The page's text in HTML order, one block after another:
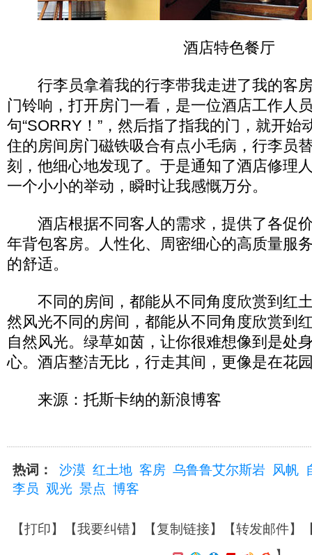
酒店特色餐厅
行李员拿着我的行李带我走进了我的客
门铃响，打开房门一看，是一位酒店工作人
句“SORRY！”，然后指了指我的门，就开始
住的房间房门磁铁吸合有点小毛病，行李员
刻，他细心地发现了。于是通知了酒店修理
一个小小的举动，瞬时让我感慨万分。
酒店根据不同客人的需求，提供了各促
年背包客房。人性化、周密细心的高质量服
的舒适。
不同的房间，都能从不同角度欣赏到红
然风光不同的房间，都能从不同角度欣赏到
自然风光。绿草如茵，让你很难想像到是处
心。酒店整洁无比，行走其间，更像是在花
来源：托斯卡纳的新浪博客
热词： 沙漠 红土地 客房 乌鲁鲁艾尔斯岩 风帆
李员
观光 景点 博客
【打印】【我要纠错】【复制链接】【转发邮件】